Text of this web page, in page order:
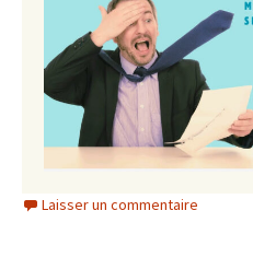
Laisser un commentaire